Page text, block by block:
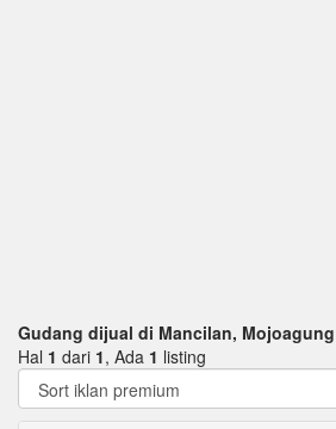
Gudang dijual di Mancilan, Mojoagung
Hal 1 dari 1, Ada 1 listing